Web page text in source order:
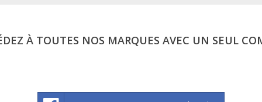
À TOUTES NOS MARQUES AVEC UN SEUL